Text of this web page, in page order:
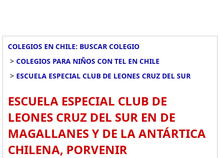
COLEGIOS EN CHILE: BUSCAR COLEGIO
> COLEGIOS PARA NIÑOS CON TEL EN CHILE
> ESCUELA ESPECIAL CLUB DE LEONES CRUZ DEL SUR
ESCUELA ESPECIAL CLUB DE
LEONES CRUZ DEL SUR EN DE
MAGALLANES Y DE LA ANTÁRTICA
CHILENA, PORVENIR